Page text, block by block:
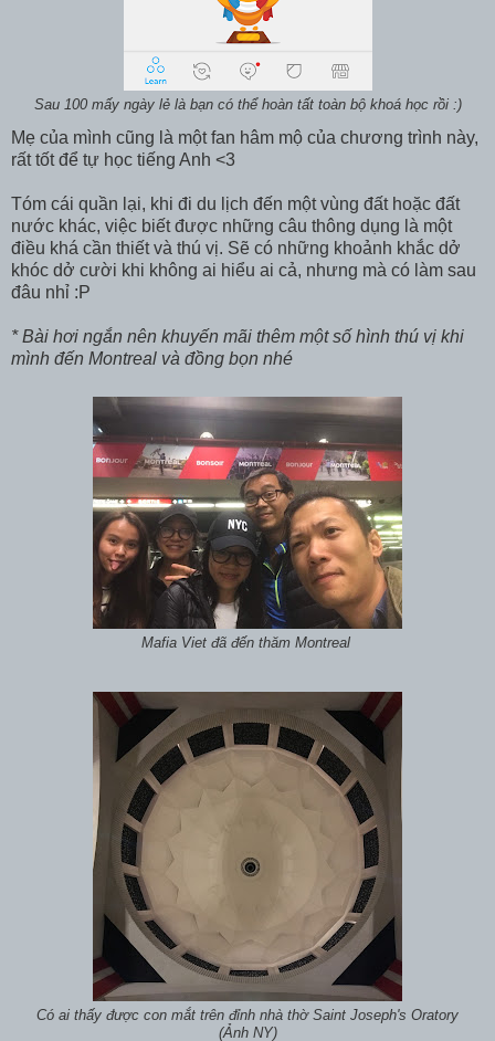
Sau 100 mấy ngày lẻ là bạn có thể hoàn tất toàn bộ khoá học rồi :)
Mẹ của mình cũng là một fan hâm mộ của chương trình này,
rất tốt để tự học tiếng Anh <3
Tóm cái quần lại, khi đi du lịch đến một vùng đất hoặc đất
nước khác, việc biết được những câu thông dụng là một
điều khá cần thiết và thú vị. Sẽ có những khoảnh khắc dở
khóc dở cười khi không ai hiểu ai cả, nhưng mà có làm sau
đâu nhỉ :P
* Bài hơi ngắn nên khuyến mãi thêm một số hình thú vị khi
mình đến Montreal và đồng bọn nhé
Mafia Viet đã đến thăm Montreal
Có ai thấy được con mắt trên đỉnh nhà thờ Saint Joseph's Oratory
(Ảnh NY)